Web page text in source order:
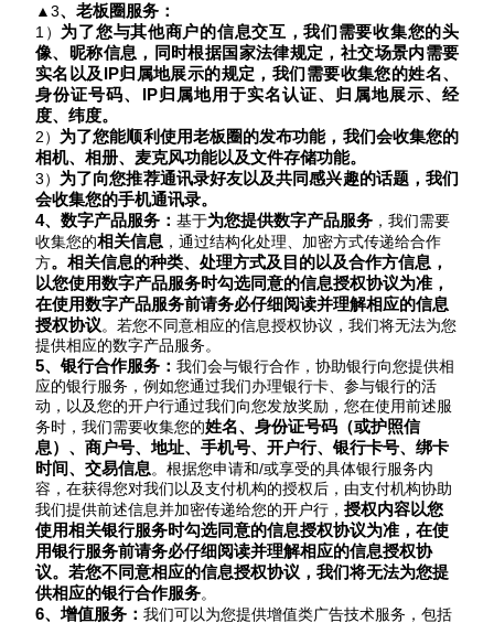
▲3、 老板圈服务：
1） 为了您与其他商户的信息交互，我们需要收集您的头
像、昵称信息， 同时根据国家法律规定 ， 社交场景内需要
实名以及 IP归属地展示的规定，我们需要收集您的姓名、
身份证号码、IP归属地用于实名认证、归属地展示、经
度、纬度。
2） 为了您能顺利使用老板圈的发布功能，我们会收集您的
相机、相册、麦克风功能以及文件存储功能。
3） 为了向您推荐通讯录好友以及共同感兴趣的话题，我们
会收集您的手机通讯录。
4、 数字产品服务： 基于为您提供数字产品服务 ，我们需要
收集您的相关信息 ，通过结构化处理、加密方式传递给合作
方。相关信息的种类、处理方式及目的以及合作方信息，
以您使用数字产品服务时勾选同意的信息授权协议为准，
在使用数字产品服务前请务必仔细阅读并理解相应的信息
授权协议。若您不同意相应的信息授权协议，我们将无法为您
提供相应的数字产品服务。
5、银行合作服务： 我们会与银行合作，协助银行向您提供相
应的银行服务，例如您通过我们办理银行卡、参与银行的活
动，以及您的开户行通过我们向您发放奖励，您在使用前述服
务时，我们需要收集您的姓名、 身份证号码 （或护照信
息） 、 商户号、地址、手机号、 开户行、银行卡号、绑卡
时间、交易信息。根据您申请和/或享受的具体银行服务内
容，在获得您对我们以及支付机构的授权后，由支付机构协助
我们提供前述信息并加密传递给您的开户行， 授权内容以您
使用相关银行服务时勾选同意的信息授权协议为准，在使
用银行服务前请务必仔细阅读并理解相应的信息授权协
议。若您不同意相应的信息授权协议，我们将无法为您提
供相应的银行合作服务。
6、增值服务： 我们可以为您提供增值类广告技术服务，包括